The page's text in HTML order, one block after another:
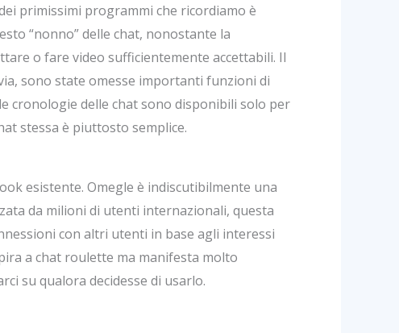
primissimi programmi che ricordiamo è
“nonno” delle chat, nonostante la
o fare video sufficientemente accettabili. Il
sono state omesse importanti funzioni di
cronologie delle chat sono disponibili solo per
stessa è piuttosto semplice.
esistente. Omegle è indiscutibilmente una
da milioni di utenti internazionali, questa
con altri utenti in base agli interessi
a chat roulette ma manifesta molto
su qualora decidesse di usarlo.